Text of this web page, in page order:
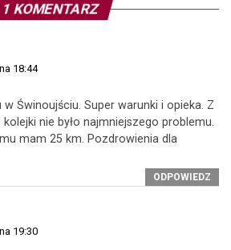
1 KOMENTARZ
18:44
Świnoujściu. Super warunki i opieka. Z
nie było najmniejszego problemu.
mam 25 km. Pozdrowienia dla
ODPOWIEDZ
19:30